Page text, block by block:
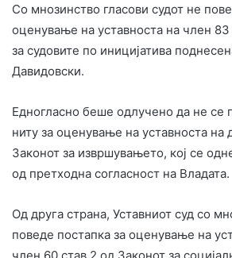
Со мнозинство гласови судот не
оценување на уставноста на член
за судовите по иницијатива
Давидовски.
Едногласно беше одлучено да не се
ниту за оценување на уставноста на
Законот за извршувањето, кој се
од претходна согласност на Владата.
Од друга страна, Уставниот суд со
поведе постапка за оценување на